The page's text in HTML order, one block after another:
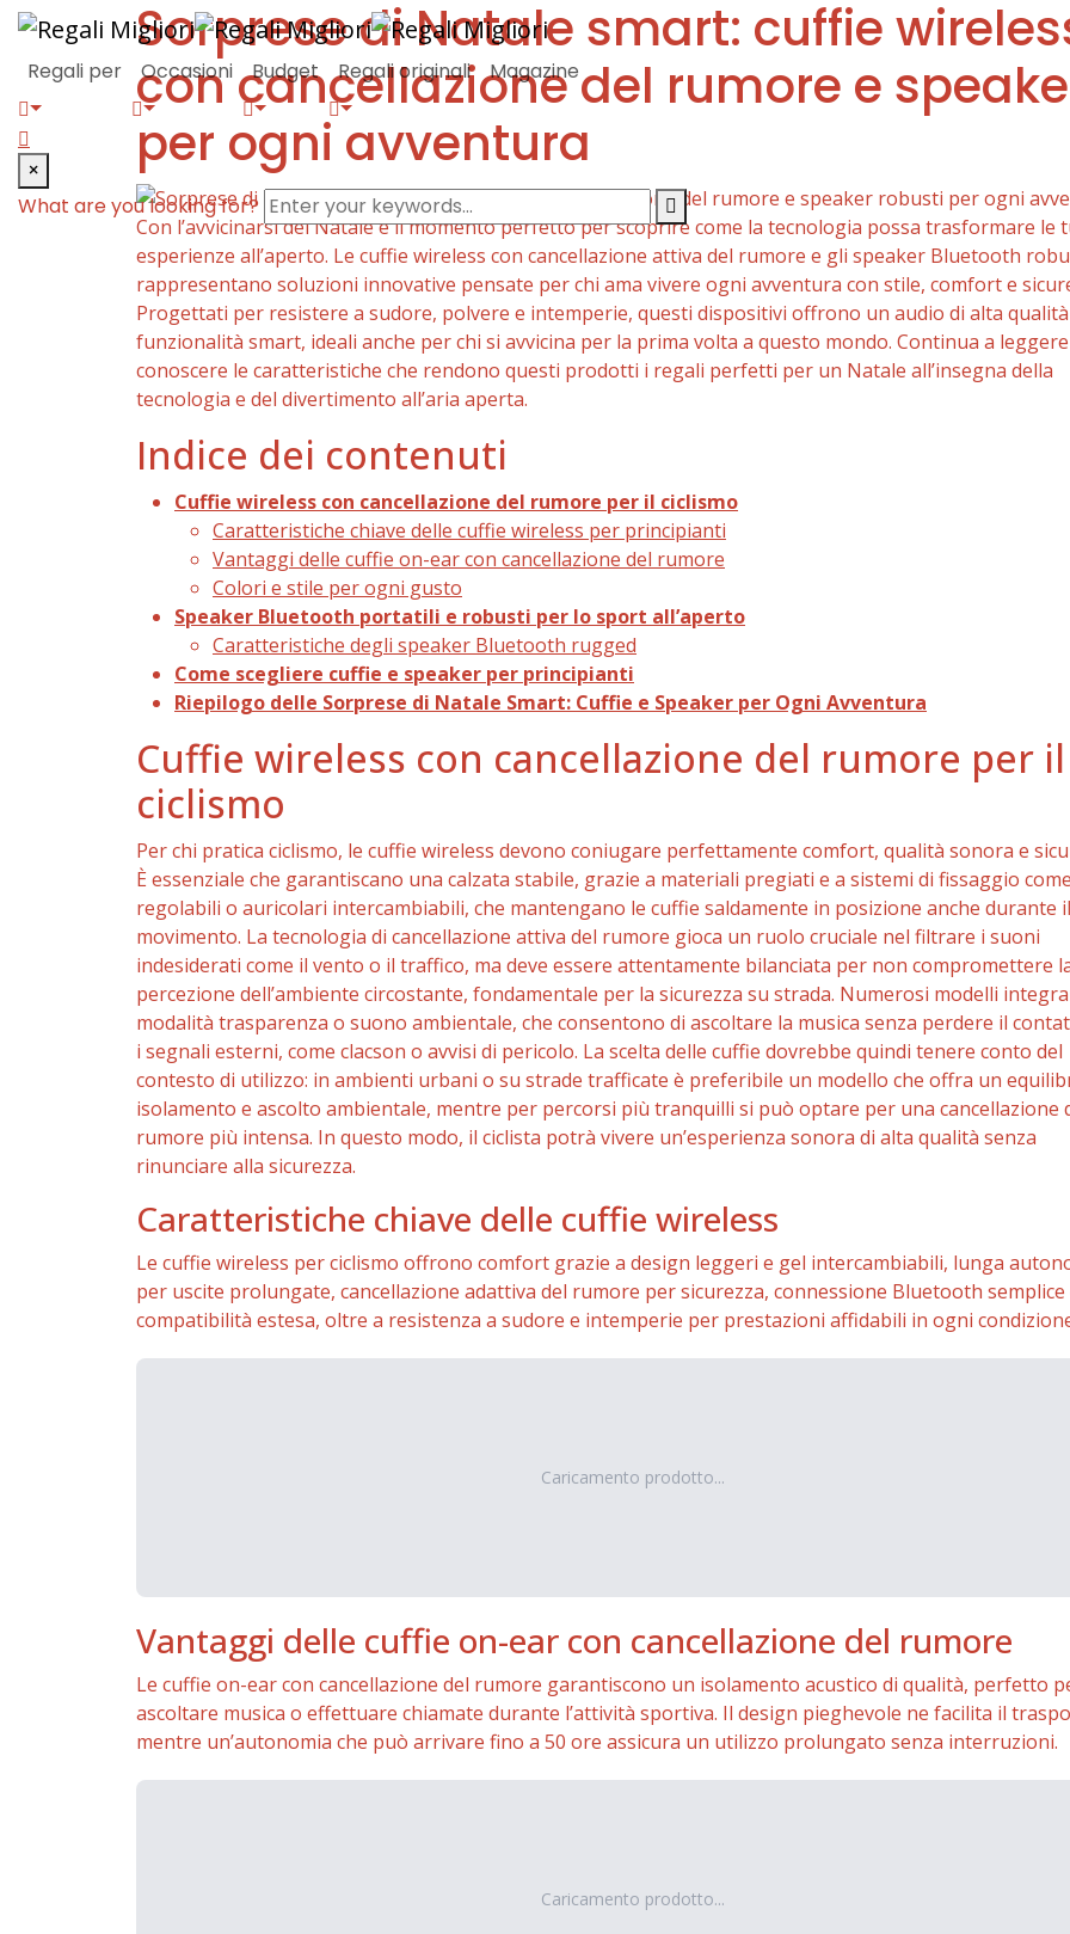
Regali per Occasioni Budget Regali originali Magazine
search
form
×
What are you looking for? Enter
your
keywords...
Search
Button
Sorprese di Natale smart: cuffie
con cancellazione del rumore e
per ogni avventura
Con l’avvicinarsi del Natale è il momento perfetto per scoprire come la tecnologia possa trasformare le
esperienze all’aperto. Le cuffie wireless con cancellazione attiva del rumore e gli speaker Bluetooth
rappresentano soluzioni innovative pensate per chi ama vivere ogni avventura con stile, comfort e
Progettati per resistere a sudore, polvere e intemperie, questi dispositivi offrono un audio di alta
funzionalità smart, ideali anche per chi si avvicina per la prima volta a questo mondo. Continua a
conoscere le caratteristiche che rendono questi prodotti i regali perfetti per un Natale all’insegna della
tecnologia e del divertimento all’aria aperta.
Indice dei contenuti
Cuffie wireless con cancellazione del rumore per il ciclismo
Caratteristiche chiave delle cuffie wireless per principianti
Vantaggi delle cuffie on-ear con cancellazione del rumore
Colori e stile per ogni gusto
Speaker Bluetooth portatili e robusti per lo sport all’aperto
Caratteristiche degli speaker Bluetooth rugged
Come scegliere cuffie e speaker per principianti
Riepilogo delle Sorprese di Natale Smart: Cuffie e Speaker per Ogni Avventura
Cuffie wireless con cancellazione del rumore per il
ciclismo
Per chi pratica ciclismo, le cuffie wireless devono coniugare perfettamente comfort, qualità sonora e
È essenziale che garantiscano una calzata stabile, grazie a materiali pregiati e a sistemi di fissaggio
regolabili o auricolari intercambiabili, che mantengano le cuffie saldamente in posizione anche durante il
movimento. La tecnologia di cancellazione attiva del rumore gioca un ruolo cruciale nel filtrare i suoni
indesiderati come il vento o il traffico, ma deve essere attentamente bilanciata per non compromettere
percezione dell’ambiente circostante, fondamentale per la sicurezza su strada. Numerosi modelli
modalità trasparenza o suono ambientale, che consentono di ascoltare la musica senza perdere il
i segnali esterni, come clacson o avvisi di pericolo. La scelta delle cuffie dovrebbe quindi tenere conto del
contesto di utilizzo: in ambienti urbani o su strade trafficate è preferibile un modello che offra un
isolamento e ascolto ambientale, mentre per percorsi più tranquilli si può optare per una cancellazione
rumore più intensa. In questo modo, il ciclista potrà vivere un’esperienza sonora di alta qualità senza
rinunciare alla sicurezza.
Caratteristiche chiave delle cuffie wireless
Le cuffie wireless per ciclismo offrono comfort grazie a design leggeri e gel intercambiabili, lunga
per uscite prolungate, cancellazione adattiva del rumore per sicurezza, connessione Bluetooth semplice
compatibilità estesa, oltre a resistenza a sudore e intemperie per prestazioni affidabili in ogni
Caricamento prodotto...
Vantaggi delle cuffie on-ear con cancellazione del rumore
Le cuffie on-ear con cancellazione del rumore garantiscono un isolamento acustico di qualità, perfetto
ascoltare musica o effettuare chiamate durante l’attività sportiva. Il design pieghevole ne facilita il
mentre un’autonomia che può arrivare fino a 50 ore assicura un utilizzo prolungato senza interruzioni.
Caricamento prodotto...